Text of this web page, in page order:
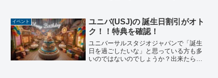
ションに乗らないと始まりませんよね。
現在ユニバのアトラクショ...
イベント
ユニバ(USJ)の 誕生日割引がオト
ク！！特典を確認！
ユニバーサルスタジオジャパンで「誕生
日を過ごしたいな」と思っている方も多
いのではないのでしょうか？出来たら費